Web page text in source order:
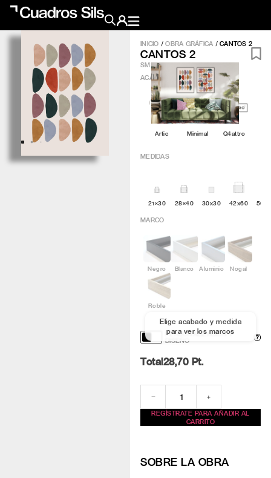
Obra Pictórica
Obra Gráfica
Inspiración
Crea tu pared
INICIO /OBRA GRÁFICA /CANTOS 2
CANTOS 2
SM329
ACABADO
?
Artic Minimal Q4attro
MEDIDAS
21×30 28×40 30x30 42x60
PERSONALIZACIÓN Y
DISEÑO
?
MARCO
Negro Blanco Aluminio Nogal
Roble
Elige acabado y medida
para ver los marcos
Total28,70 Pt.
− +
REGÍSTRATE PARA AÑADIR AL
CARRITO
SOBRE LA OBRA